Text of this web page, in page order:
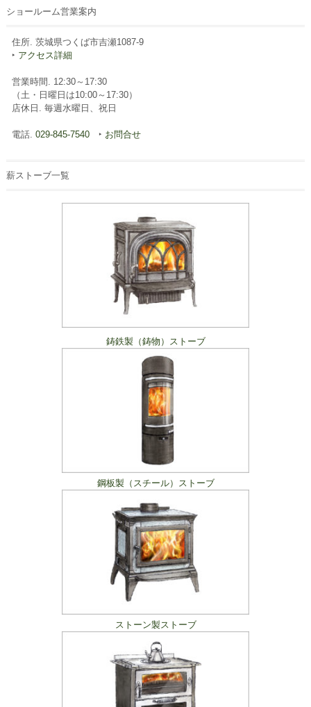
ショールーム営業案内
住所. 茨城県つくば市吉瀬1087-9
‣ アクセス詳細
営業時間. 12:30～17:30
（土・日曜日は10:00～17:30）
店休日. 毎週水曜日、祝日
電話. 029-845-7540‣ お問合せ
薪ストーブ一覧
鋳鉄製（鋳物）ストーブ
鋼板製（スチール）ストーブ
ストーン製ストーブ